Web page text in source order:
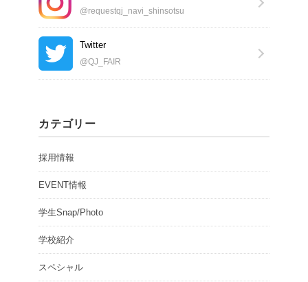
@requestqj_navi_shinsotsu
Twitter
@QJ_FAIR
カテゴリー
採用情報
EVENT情報
学生Snap/Photo
学校紹介
スペシャル